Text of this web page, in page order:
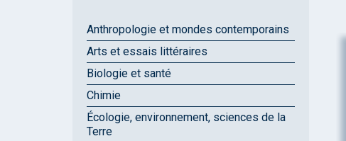
Anthropologie et mondes contemporains
Arts et essais littéraires
Biologie et santé
Chimie
Écologie, environnement, sciences de la
Terre